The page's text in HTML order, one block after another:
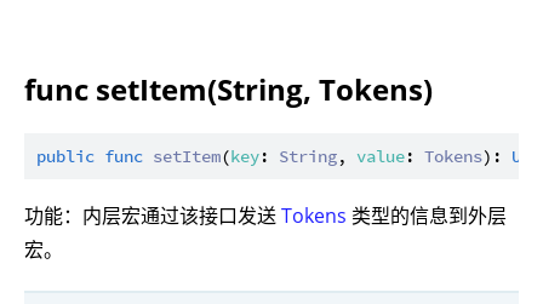
func setItem(String, Tokens)
public func setItem(key: String, value: Tokens):
功能：内层宏通过该接口发送Tokens 类型的信息到外层
宏。